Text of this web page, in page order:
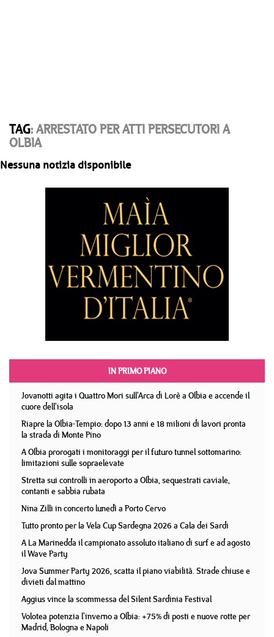
TAG: ARRESTATO PER ATTI PERSECUTORI A
OLBIA
Nessuna notizia disponibile
IN PRIMO PIANO
Jovanotti agita i Quattro Mori sull'Arca di Lorè a Olbia e accende il
cuore dell'isola
Riapre la Olbia-Tempio: dopo 13 anni e 18 milioni di lavori pronta
la strada di Monte Pino
A Olbia prorogati i monitoraggi per il futuro tunnel sottomarino:
limitazioni sulle sopraelevate
Stretta sui controlli in aeroporto a Olbia, sequestrati caviale,
contanti e sabbia rubata
Nina Zilli in concerto lunedì a Porto Cervo
Tutto pronto per la Vela Cup Sardegna 2026 a Cala dei Sardi
A La Marinedda il campionato assoluto italiano di surf e ad agosto
il Wave Party
Jova Summer Party 2026, scatta il piano viabilità. Strade chiuse e
divieti dal mattino
Aggius vince la scommessa del Silent Sardinia Festival
Volotea potenzia l'inverno a Olbia: +75% di posti e nuove rotte per
Madrid, Bologna e Napoli